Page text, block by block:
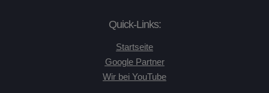
Quick-Links:
Startseite
Google Partner
Wir bei YouTube